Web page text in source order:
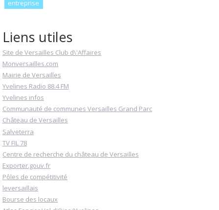
entreprise
Liens utiles
Site de Versailles Club d\'Affaires
Monversailles.com
Mairie de Versailles
Yvelines Radio 88.4 FM
Yvelines infos
Communauté de communes Versailles Grand Parc
Château de Versailles
Salveterra
TV FIL 78
Centre de recherche du château de Versailles
Exporter.gouv.fr
Pôles de compétitivité
leversaillais
Bourse des locaux